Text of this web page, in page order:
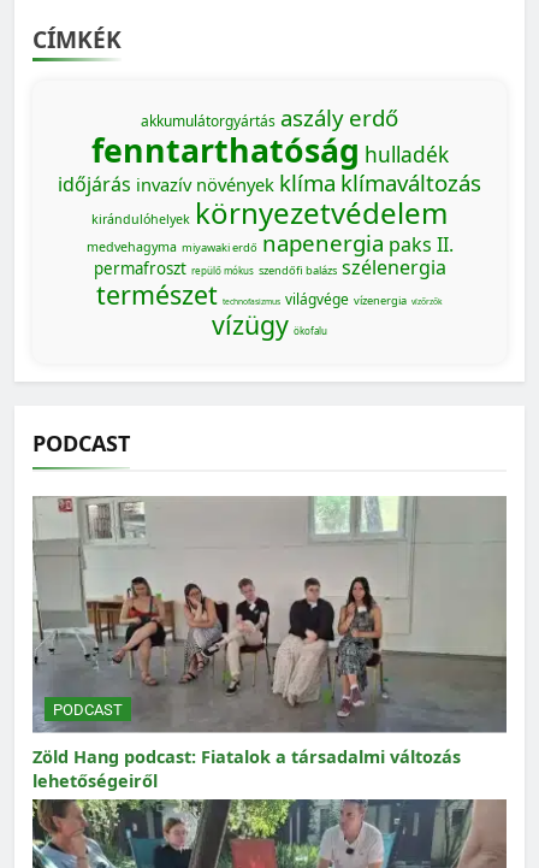
CÍMKÉK
akkumulátorgyártás aszály erdő
fenntarthatóság hulladék
időjárás invazív növények klíma klímaváltozás
kirándulóhelyek környezetvédelem
medvehagyma miyawaki erdő napenergia paks II.
permafroszt repülő mókus szendőfi balázs szélenergia
természet technofasizmus világvége vízenergia vízőrzők
vízügy ökofalu
PODCAST
PODCAST
Zöld Hang podcast: Fiatalok a társadalmi változás
lehetőségeiről